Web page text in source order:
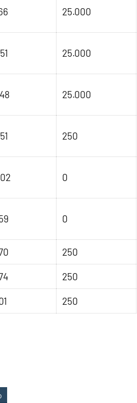
25.000
25.000
25.000
250
0
0
250
250
250